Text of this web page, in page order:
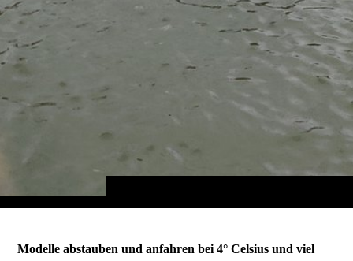
Modelle abstauben und anfahren bei 4° Celsius und viel